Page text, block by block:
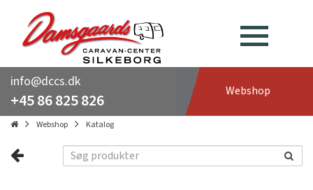
info@dccs.dk
+45 86 825 826 Webshop
Webshop Katalog